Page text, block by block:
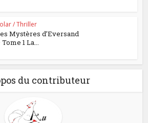
/ Thriller
Mystères d’Eversand
Tome 1 La...
du contributeur